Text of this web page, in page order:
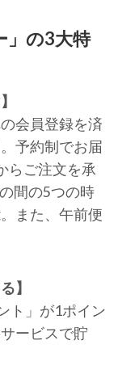
」の3大特
会員登録を済
予約制でお届
らご注文を承
間の5つの時
また、午前便
】
ト」が1ポイン
ービスで貯